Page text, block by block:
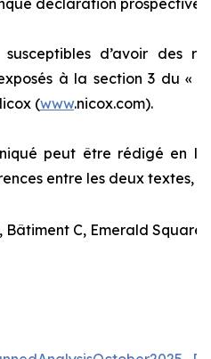
déclaration prospective.
d’avoir des
à la section 3 du «
(www.nicox.com).
peut être rédigé en
entre les deux textes,
Bâtiment C, Emerald